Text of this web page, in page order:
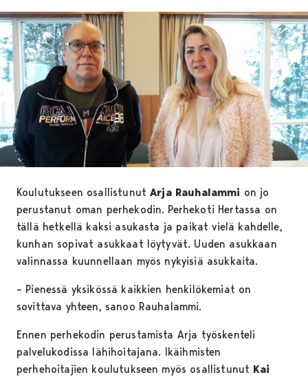
Koulutukseen osallistunutArja Rauhalammi on jo
perustanut oman perhekodin. Perhekoti Hertassa on
tällä hetkellä kaksi asukasta ja paikat vielä kahdelle,
kunhan sopivat asukkaat löytyvät. Uuden asukkaan
valinnassa kuunnellaan myös nykyisiä asukkaita.
– Pienessä yksikössä kaikkien henkilökemiat on
sovittava yhteen, sanoo Rauhalammi.
Ennen perhekodin perustamista Arja työskenteli
palvelukodissa lähihoitajana. Ikäihmisten
perhehoitajien koulutukseen myös osallistunut Kai